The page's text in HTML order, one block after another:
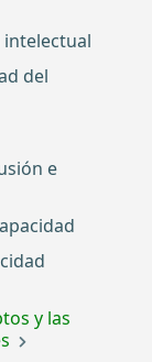
intelectual
del
e
y las